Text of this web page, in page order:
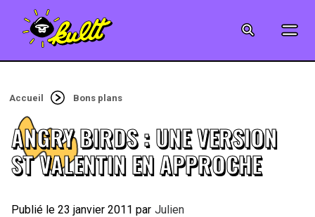
MUSIQUE
Accueil Bons plans
ANGRY BIRDS : UNE VERSION
ST VALENTIN EN APPROCHE
23 janvier 2011 By Julien